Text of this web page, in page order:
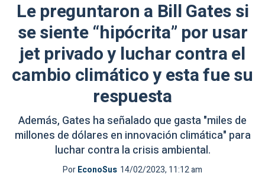
Le preguntaron a Bill Gates si
se siente “hipócrita” por usar
jet privado y luchar contra el
cambio climático y esta fue su
respuesta
Además, Gates ha señalado que gasta "miles de
millones de dólares en innovación climática" para
luchar contra la crisis ambiental.
PorEconoSus 14/02/2023, 11:12 am